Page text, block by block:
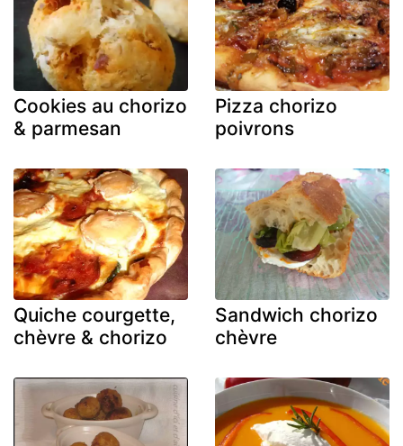
Cookies au chorizo
& parmesan
Pizza chorizo
poivrons
Quiche courgette,
chèvre & chorizo
Sandwich chorizo
chèvre